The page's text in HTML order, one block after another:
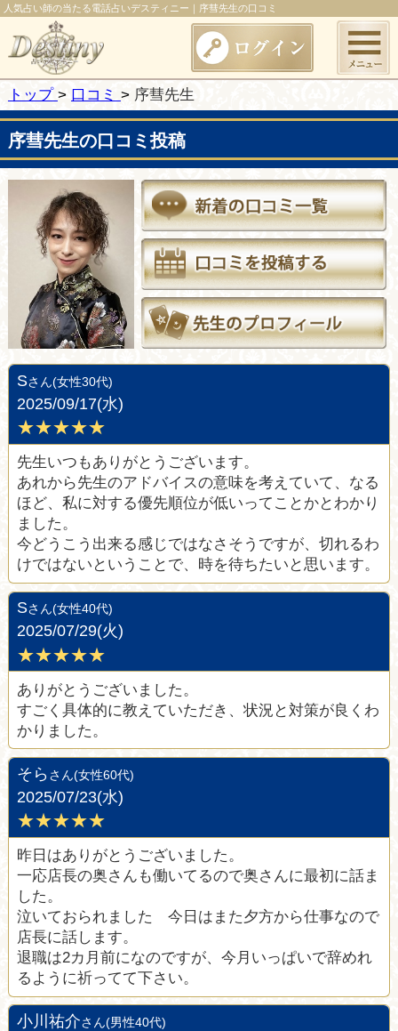
人気占い師の当たる電話占いデスティニー｜序彗先生の口コミ
トップ 口コミ 序彗先生
序彗先生の口コミ投稿
Sさん(女性30代)
2025/09/17(水)
★★★★★
先生いつもありがとうございます。
あれから先生のアドバイスの意味を考えていて、なる
ほど、私に対する優先順位が低いってことかとわかり
ました。
今どうこう出来る感じではなさそうですが、切れるわ
けではないということで、時を待ちたいと思います。
Sさん(女性40代)
2025/07/29(火)
★★★★★
ありがとうございました。
すごく具体的に教えていただき、状況と対策が良くわ
かりました。
そらさん(女性60代)
2025/07/23(水)
★★★★★
昨日はありがとうございました。
一応店長の奥さんも働いてるので奥さんに最初に話ま
した。
泣いておられました 今日はまた夕方から仕事なので
店長に話します。
退職は2カ月前になのですが、今月いっぱいで辞めれ
るように祈ってて下さい。
小川祐介さん(男性40代)